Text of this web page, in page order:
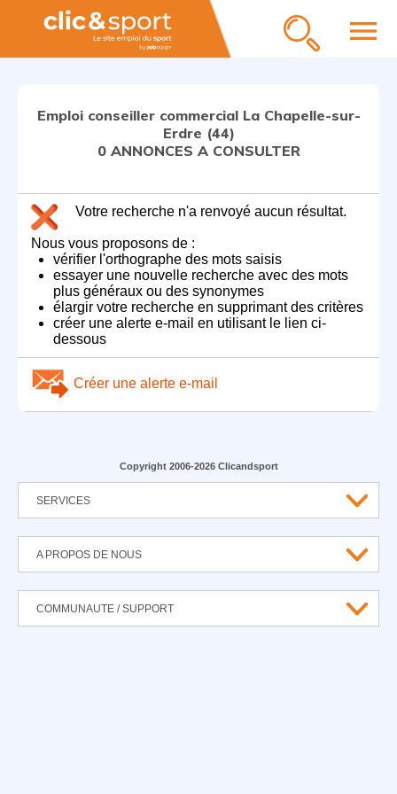
menu
Emploi conseiller commercial La Chapelle-sur-
Erdre (44)
0 ANNONCES A CONSULTER
Votre recherche n'a renvoyé aucun résultat.
Nous vous proposons de :
vérifier l'orthographe des mots saisis
essayer une nouvelle recherche avec des mots
plus généraux ou des synonymes
élargir votre recherche en supprimant des critères
créer une alerte e-mail en utilisant le lien ci-
dessous
Créer une alerte e-mail
Copyright 2006-2026 Clicandsport
SERVICES
A PROPOS DE NOUS
COMMUNAUTE / SUPPORT